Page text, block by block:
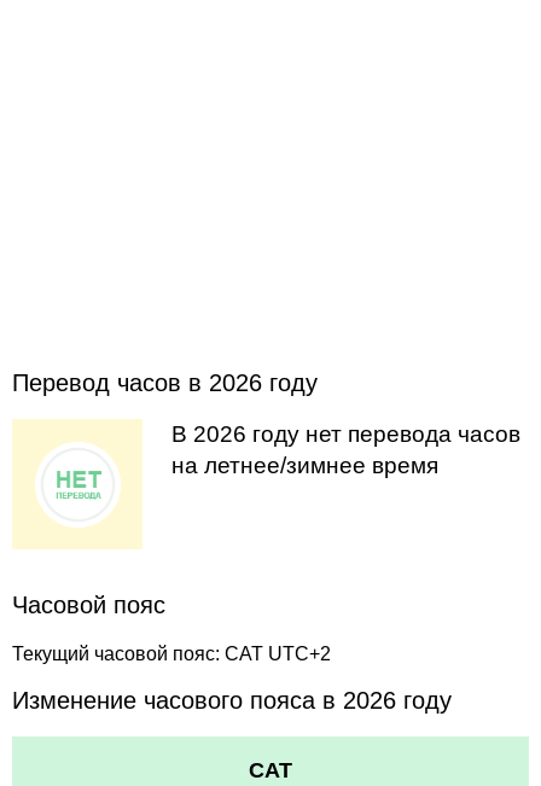
Перевод часов в 2026 году
В 2026 году нет перевода часов
на летнее/зимнее время
Часовой пояс
Текущий часовой пояс: CAT UTC+2
Изменение часового пояса в 2026 году
CAT